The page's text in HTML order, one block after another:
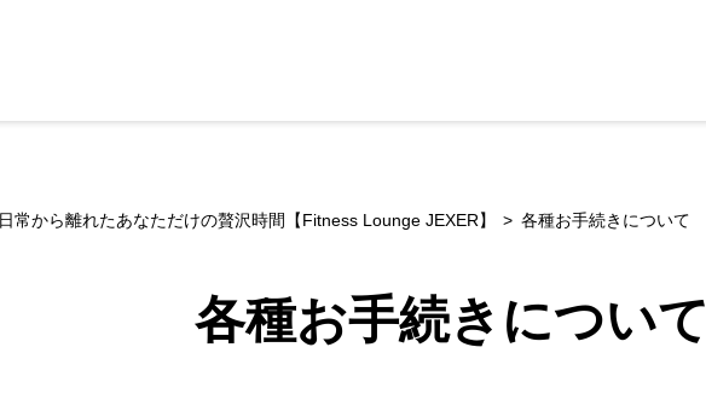
日常から離れたあなただけの贅沢時間【Fitness Lounge JEXER】 各種お手続きについて
各種お手続きについて